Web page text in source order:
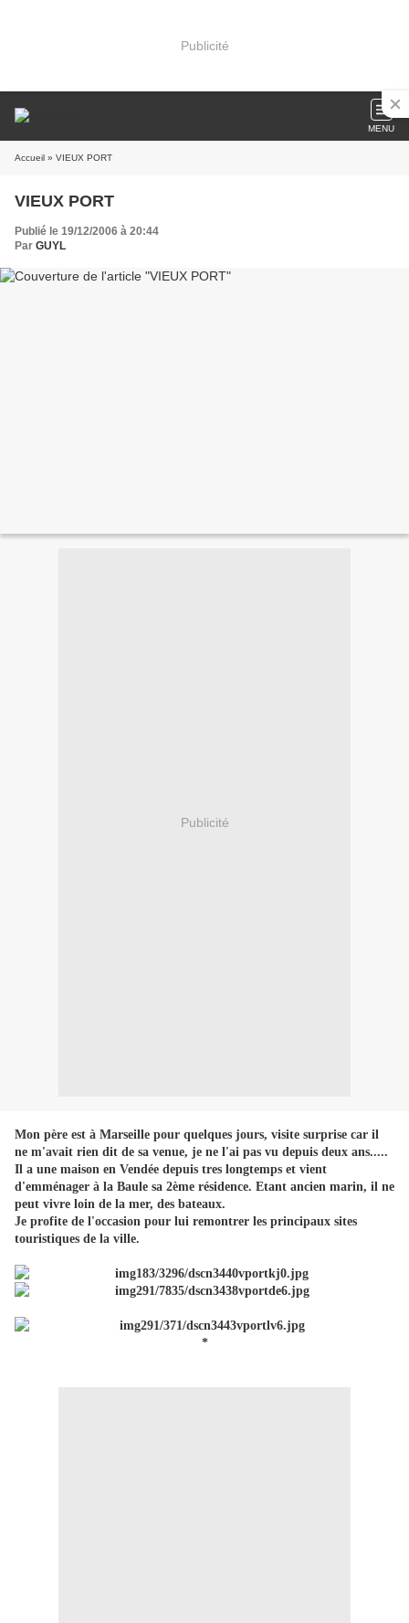
Publicité
MENU
Accueil » VIEUX PORT
VIEUX PORT
Publié le 19/12/2006 à 20:44
Par GUYL
Publicité
Mon père est à Marseille pour quelques jours, visite surprise car il
ne m'avait rien dit de sa venue, je ne l'ai pas vu depuis deux ans.....
Il a une maison en Vendée depuis tres longtemps et vient
d'emménager à la Baule sa 2ème résidence. Etant ancien marin, il ne
peut vivre loin de la mer, des bateaux.
Je profite de l'occasion pour lui remontrer les principaux sites
touristiques de la ville.
*